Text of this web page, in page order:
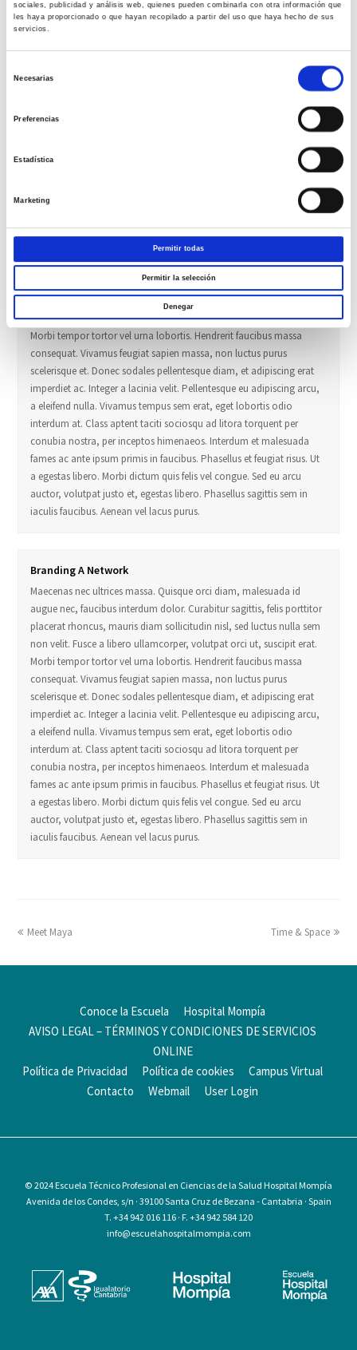
sociales, publicidad y análisis web, quienes pueden combinarla con otra información que
les haya proporcionado o que hayan recopilado a partir del uso que haya hecho de sus
servicios.
Necesarias
Preferencias
Estadística
Marketing
Permitir todas
Permitir la selección
Denegar
non dolor. Morbi tempor tortor vel urna lobortis. Hendrerit faucibus
massa consequat. Vivamus feugiat sapien massa, non luctus purus
imperdiet ac. Integer a lacinia velit. Pellentesque eu adipiscing arcu,
a eleifend nulla. Vivamus tempus sem erat, eget lobortis odio
conubia nostra, per inceptos himenaeos. Interdum et malesuada
fames ac ante ipsum primis in faucibus. Phasellus et feugiat risus. Ut
a egestas libero. Morbi dictum quis felis vel congue. Sed eu arcu
auctor, volutpat justo et, egestas libero. Phasellus sagittis sem in
Maecenas nec ultrices massa. Quisque orci diam, malesuada id
augue nec, faucibus interdum dolor. Curabitur sagittis, felis porttitor
placerat rhoncus, mauris diam sollicitudin nisl, sed luctus nulla sem
non velit. Fusce a libero ullamcorper, volutpat orci ut, suscipit erat.
Morbi tempor tortor vel urna lobortis. Hendrerit faucibus massa
consequat. Vivamus feugiat sapien massa, non luctus purus
scelerisque et. Donec sodales pellentesque diam, et adipiscing erat
imperdiet ac. Integer a lacinia velit. Pellentesque eu adipiscing arcu,
a eleifend nulla. Vivamus tempus sem erat, eget lobortis odio
interdum at. Class aptent taciti sociosqu ad litora torquent per
conubia nostra, per inceptos himenaeos. Interdum et malesuada
fames ac ante ipsum primis in faucibus. Phasellus et feugiat risus. Ut
a egestas libero. Morbi dictum quis felis vel congue. Sed eu arcu
auctor, volutpat justo et, egestas libero. Phasellus sagittis sem in
iaculis faucibus. Aenean vel lacus purus.
Branding A Network
Maecenas nec ultrices massa. Quisque orci diam, malesuada id
augue nec, faucibus interdum dolor. Curabitur sagittis, felis porttitor
placerat rhoncus, mauris diam sollicitudin nisl, sed luctus nulla sem
non velit. Fusce a libero ullamcorper, volutpat orci ut, suscipit erat.
Morbi tempor tortor vel urna lobortis. Hendrerit faucibus massa
consequat. Vivamus feugiat sapien massa, non luctus purus
scelerisque et. Donec sodales pellentesque diam, et adipiscing erat
imperdiet ac. Integer a lacinia velit. Pellentesque eu adipiscing arcu,
a eleifend nulla. Vivamus tempus sem erat, eget lobortis odio
interdum at. Class aptent taciti sociosqu ad litora torquent per
conubia nostra, per inceptos himenaeos. Interdum et malesuada
fames ac ante ipsum primis in faucibus. Phasellus et feugiat risus. Ut
a egestas libero. Morbi dictum quis felis vel congue. Sed eu arcu
auctor, volutpat justo et, egestas libero. Phasellus sagittis sem in
iaculis faucibus. Aenean vel lacus purus.
Meet Maya Time & Space
Conoce la Escuela
Hospital Mompía
AVISO LEGAL – TÉRMINOS Y CONDICIONES DE SERVICIOS
ONLINE
Política de Privacidad
Política de cookies
Campus Virtual
Contacto
Webmail User Login
© 2024 Escuela Técnico Profesional en Ciencias de la Salud Hospital Mompía
Avenida de los Condes, s/n · 39100 Santa Cruz de Bezana - Cantabria · Spain
T. +34 942 016 116 · F. +34 942 584 120
info@escuelahospitalmompia.com